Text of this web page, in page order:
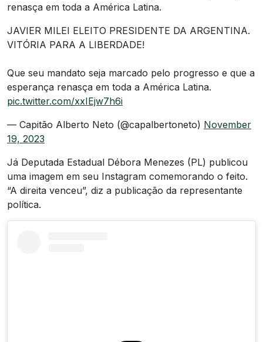
renasça em toda a América Latina.
JAVIER MILEI ELEITO PRESIDENTE DA ARGENTINA.
VITÓRIA PARA A LIBERDADE!
Que seu mandato seja marcado pelo progresso e que a
esperança renasça em toda a América Latina.
pic.twitter.com/xxIEjw7h6i
— Capitão Alberto Neto (@capalbertoneto) November
19, 2023
Já Deputada Estadual Débora Menezes (PL) publicou
uma imagem em seu Instagram comemorando o feito.
“A direita venceu”, diz a publicação da representante
política.